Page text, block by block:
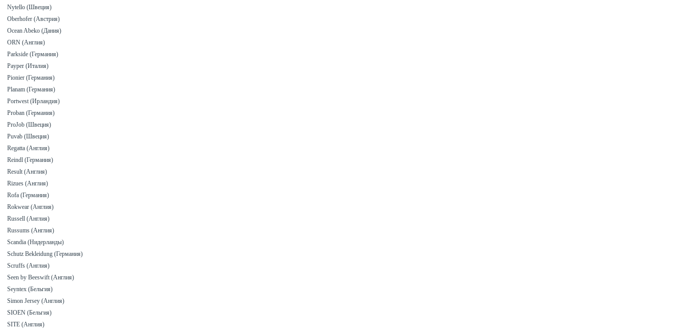
Nytello (Швеция)
Oberhofer (Австрия)
Ocean Abeko (Дания)
ORN (Англия)
Parkside (Германия)
Payper (Италия)
Pionier (Германия)
Planam (Германия)
Portwest (Ирландия)
Proban (Германия)
ProJob (Швеция)
Puvab (Швеция)
Regatta (Англия)
Reindl (Германия)
Result (Англия)
Rizues (Англия)
Rofa (Германия)
Rokwear (Англия)
Russell (Англия)
Russums (Англия)
Scandia (Нидерланды)
Schutz Bekleidung (Германия)
Scruffs (Англия)
Seen by Beeswift (Англия)
Seyntex (Бельгия)
Simon Jersey (Англия)
SIOEN (Бельгия)
SITE (Англия)